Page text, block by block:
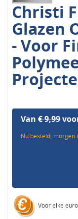
Christi
Glazen
- Voor
Van€ 9,99
Nu besteld, morgen
Voor elke